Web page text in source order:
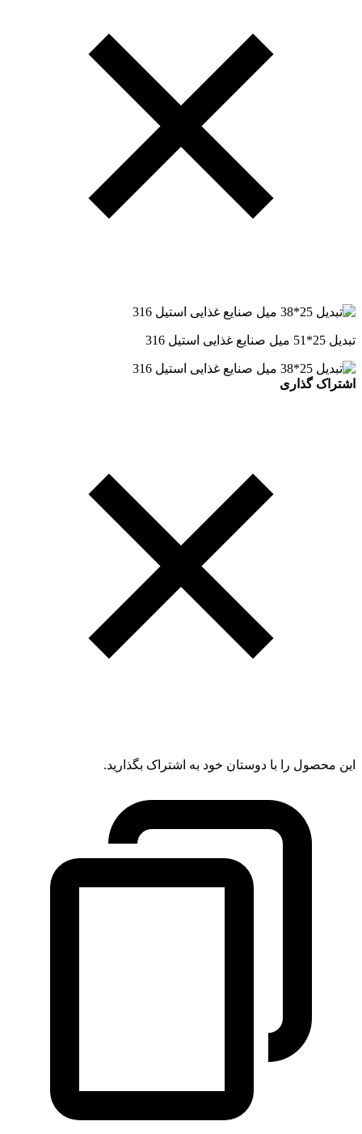
تبدیل 25*51 میل صنایع غذایی استیل 316
اشتراک گذاری
این محصول را با دوستان خود به اشتراک بگذارید.